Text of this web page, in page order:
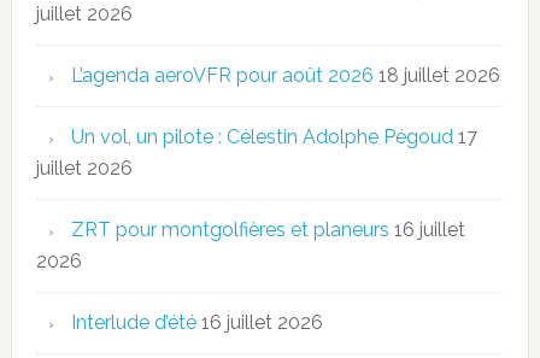
juillet 2026
L’agenda aeroVFR pour août 2026 18 juillet 2026
Un vol, un pilote : Célestin Adolphe Pégoud 17
juillet 2026
ZRT pour montgolfières et planeurs 16 juillet
2026
Interlude d’été 16 juillet 2026